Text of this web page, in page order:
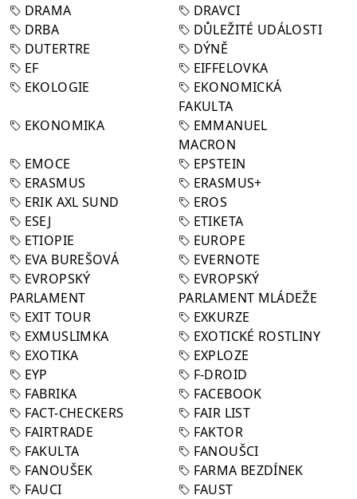
DRAMA
DRAVCI
DRBA
DŮLEŽITÉ UDÁLOSTI
DUTERTRE
DÝNĚ
EF
EIFFELOVKA
EKOLOGIE
EKONOMICKÁ
FAKULTA
EKONOMIKA
EMMANUEL
MACRON
EMOCE
EPSTEIN
ERASMUS
ERASMUS+
ERIK AXL SUND
EROS
ESEJ
ETIKETA
ETIOPIE
EUROPE
EVA BUREŠOVÁ
EVERNOTE
EVROPSKÝ
PARLAMENT
EVROPSKÝ
PARLAMENT MLÁDEŽE
EXIT TOUR
EXKURZE
EXMUSLIMKA
EXOTICKÉ ROSTLINY
EXOTIKA
EXPLOZE
EYP
F-DROID
FABRIKA
FACEBOOK
FACT-CHECKERS
FAIR LIST
FAIRTRADE
FAKTOR
FAKULTA
FANOUŠCI
FANOUŠEK
FARMA BEZDÍNEK
FAUCI
FAUST